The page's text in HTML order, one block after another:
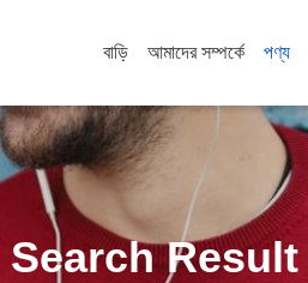
বাড়ি আমাদের সম্পর্কে পণ্য
Search Result